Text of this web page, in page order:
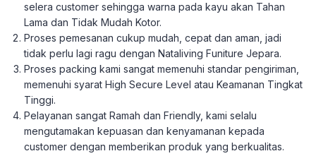
selera customer sehingga warna pada kayu akan Tahan
Lama dan Tidak Mudah Kotor.
Proses pemesanan cukup mudah, cepat dan aman, jadi
tidak perlu lagi ragu dengan Nataliving Funiture Jepara.
Proses packing kami sangat memenuhi standar pengiriman,
memenuhi syarat High Secure Level atau Keamanan Tingkat
Tinggi.
Pelayanan sangat Ramah dan Friendly, kami selalu
mengutamakan kepuasan dan kenyamanan kepada
customer dengan memberikan produk yang berkualitas.